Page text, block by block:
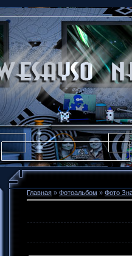
Главная » Фотоальбом » Фото